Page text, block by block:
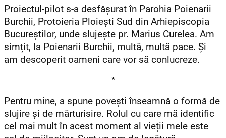
Proiectul-pilot s-a desfășurat în Parohia Poienarii
Burchii, Protoieria Ploiești Sud din Arhiepiscopia
Bucureștilor, unde slujește pr. Marius Curelea. Am
simțit, la Poienarii Burchii, multă, multă pace. Și
am descoperit oameni care vor să conlucreze.
*
Pentru mine, a spune povești înseamnă o formă de
slujire și de mărturisire. Rolul cu care mă identific
cel mai mult în acest moment al vieții mele este